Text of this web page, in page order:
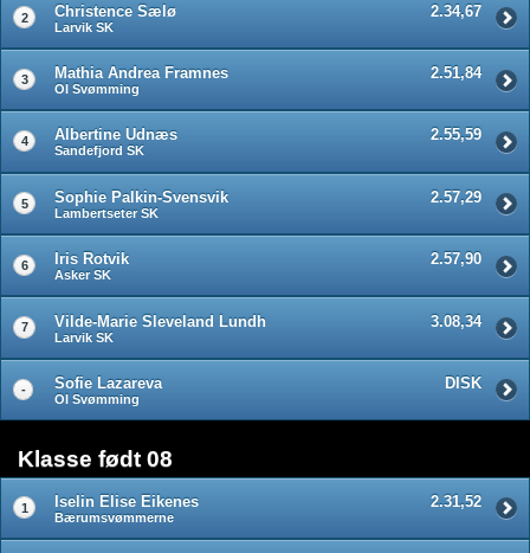
2 Christence Sælø
Larvik SK
2.34,67
3 Mathia Andrea Framnes
OI Svømming
2.51,84
4 Albertine Udnæs
Sandefjord SK
2.55,59
5 Sophie Palkin-Svensvik
Lambertseter SK
2.57,29
6 Iris Rotvik
Asker SK
2.57,90
7 Vilde-Marie Sleveland Lundh
Larvik SK
3.08,34
- Sofie Lazareva
OI Svømming
DISK
Klasse født 08
1 Iselin Elise Eikenes
Bærumsvømmerne
2.31,52